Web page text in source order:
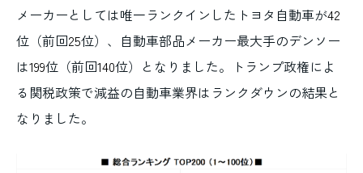
メーカーとしては唯一ランクインしたトヨタ自動車が42
位（前回25位）、自動車部品メーカー最大手のデンソー
は199位（前回140位）となりました。トランプ政権によ
る関税政策で減益の自動車業界はランクダウンの結果と
なりました。